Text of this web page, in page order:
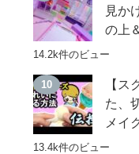
見か
の上
14.2k件のビュー
【
た、
メイ
13.4k件のビュー